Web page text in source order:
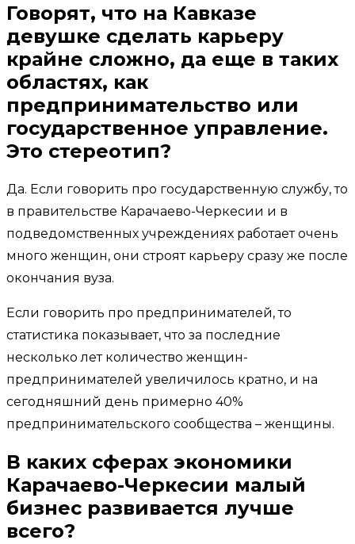
Говорят, что на Кавказе
девушке сделать карьеру
крайне сложно, да еще в таких
областях, как
предпринимательство или
государственное управление.
Это стереотип?
Да. Если говорить про государственную службу, то
в правительстве Карачаево-Черкесии и в
подведомственных учреждениях работает очень
много женщин, они строят карьеру сразу же после
окончания вуза.
Если говорить про предпринимателей, то
статистика показывает, что за последние
несколько лет количество женщин-
предпринимателей увеличилось кратно, и на
сегодняшний день примерно 40%
предпринимательского сообщества – женщины.
В каких сферах экономики
Карачаево-Черкесии малый
бизнес развивается лучше
всего?